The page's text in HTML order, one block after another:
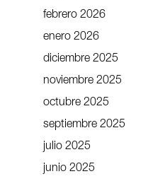
febrero 2026
enero 2026
diciembre 2025
noviembre 2025
octubre 2025
septiembre 2025
julio 2025
junio 2025